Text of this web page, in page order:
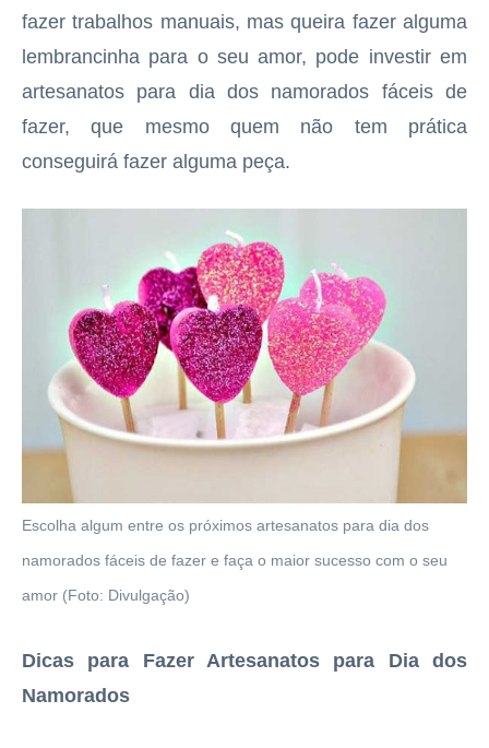
fazer trabalhos manuais, mas queira fazer alguma
lembrancinha para o seu amor, pode investir em
artesanatos para dia dos namorados fáceis de
fazer, que mesmo quem não tem prática
conseguirá fazer alguma peça.
Escolha algum entre os próximos artesanatos para dia dos
namorados fáceis de fazer e faça o maior sucesso com o seu
amor (Foto: Divulgação)
Dicas para Fazer Artesanatos para Dia dos
Namorados